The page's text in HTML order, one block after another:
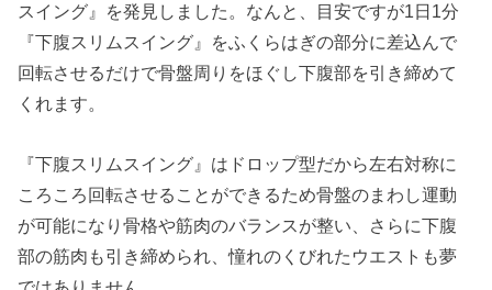
スイング』を発見しました。なんと、目安ですが1日1分
『下腹スリムスイング』をふくらはぎの部分に差込んで
回転させるだけで骨盤周りをほぐし下腹部を引き締めて
くれます。
『下腹スリムスイング』はドロップ型だから左右対称に
ころころ回転させることができるため骨盤のまわし運動
が可能になり骨格や筋肉のバランスが整い、さらに下腹
部の筋肉も引き締められ、憧れのくびれたウエストも夢